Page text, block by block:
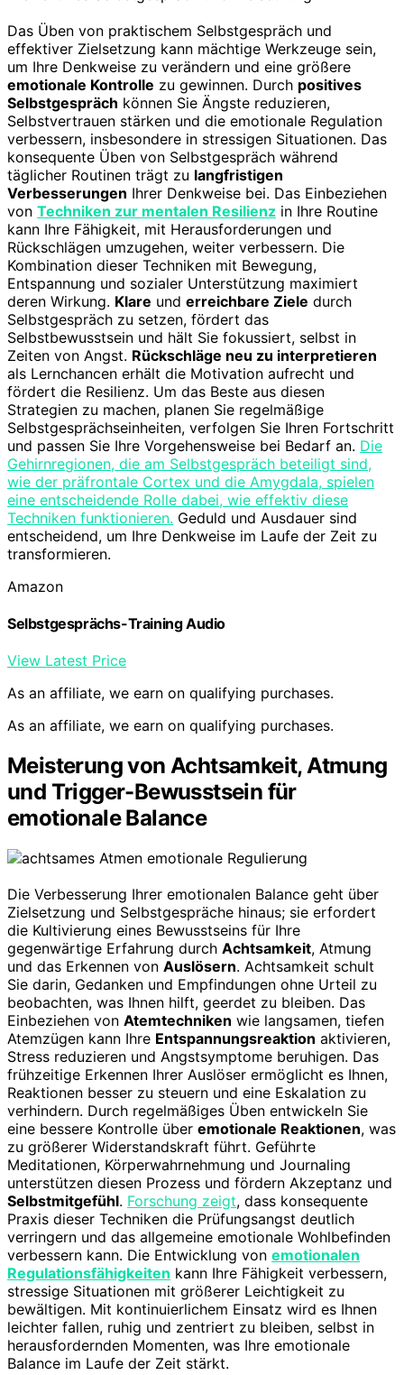
Das Üben von praktischem Selbstgespräch und
effektiver Zielsetzung kann mächtige Werkzeuge sein,
um Ihre Denkweise zu verändern und eine größere
emotionale Kontrolle zu gewinnen. Durch positives
Selbstgespräch können Sie Ängste reduzieren,
Selbstvertrauen stärken und die emotionale Regulation
verbessern, insbesondere in stressigen Situationen. Das
konsequente Üben von Selbstgespräch während
täglicher Routinen trägt zu langfristigen
Verbesserungen Ihrer Denkweise bei. Das Einbeziehen
von Techniken zur mentalen Resilienz in Ihre Routine
kann Ihre Fähigkeit, mit Herausforderungen und
Rückschlägen umzugehen, weiter verbessern. Die
Kombination dieser Techniken mit Bewegung,
Entspannung und sozialer Unterstützung maximiert
deren Wirkung. Klare und erreichbare Ziele durch
Selbstgespräch zu setzen, fördert das
Selbstbewusstsein und hält Sie fokussiert, selbst in
Zeiten von Angst. Rückschläge neu zu interpretieren
als Lernchancen erhält die Motivation aufrecht und
fördert die Resilienz. Um das Beste aus diesen
Strategien zu machen, planen Sie regelmäßige
Selbstgesprächseinheiten, verfolgen Sie Ihren Fortschritt
und passen Sie Ihre Vorgehensweise bei Bedarf an. Die
Gehirnregionen, die am Selbstgespräch beteiligt sind,
wie der präfrontale Cortex und die Amygdala, spielen
eine entscheidende Rolle dabei, wie effektiv diese
Techniken funktionieren. Geduld und Ausdauer sind
entscheidend, um Ihre Denkweise im Laufe der Zeit zu
transformieren.
Amazon
Selbstgesprächs-Training Audio
View Latest Price
As an affiliate, we earn on qualifying purchases.
As an affiliate, we earn on qualifying purchases.
Meisterung von Achtsamkeit, Atmung
und Trigger-Bewusstsein für
emotionale Balance
Die Verbesserung Ihrer emotionalen Balance geht über
Zielsetzung und Selbstgespräche hinaus; sie erfordert
die Kultivierung eines Bewusstseins für Ihre
gegenwärtige Erfahrung durch Achtsamkeit, Atmung
und das Erkennen von Auslösern. Achtsamkeit schult
Sie darin, Gedanken und Empfindungen ohne Urteil zu
beobachten, was Ihnen hilft, geerdet zu bleiben. Das
Einbeziehen von Atemtechniken wie langsamen, tiefen
Atemzügen kann Ihre Entspannungsreaktion aktivieren,
Stress reduzieren und Angstsymptome beruhigen. Das
frühzeitige Erkennen Ihrer Auslöser ermöglicht es Ihnen,
Reaktionen besser zu steuern und eine Eskalation zu
verhindern. Durch regelmäßiges Üben entwickeln Sie
eine bessere Kontrolle über emotionale Reaktionen, was
zu größerer Widerstandskraft führt. Geführte
Meditationen, Körperwahrnehmung und Journaling
unterstützen diesen Prozess und fördern Akzeptanz und
Selbstmitgefühl. Forschung zeigt, dass konsequente
Praxis dieser Techniken die Prüfungsangst deutlich
verringern und das allgemeine emotionale Wohlbefinden
verbessern kann. Die Entwicklung von emotionalen
Regulationsfähigkeiten kann Ihre Fähigkeit verbessern,
stressige Situationen mit größerer Leichtigkeit zu
bewältigen. Mit kontinuierlichem Einsatz wird es Ihnen
leichter fallen, ruhig und zentriert zu bleiben, selbst in
herausfordernden Momenten, was Ihre emotionale
Balance im Laufe der Zeit stärkt.